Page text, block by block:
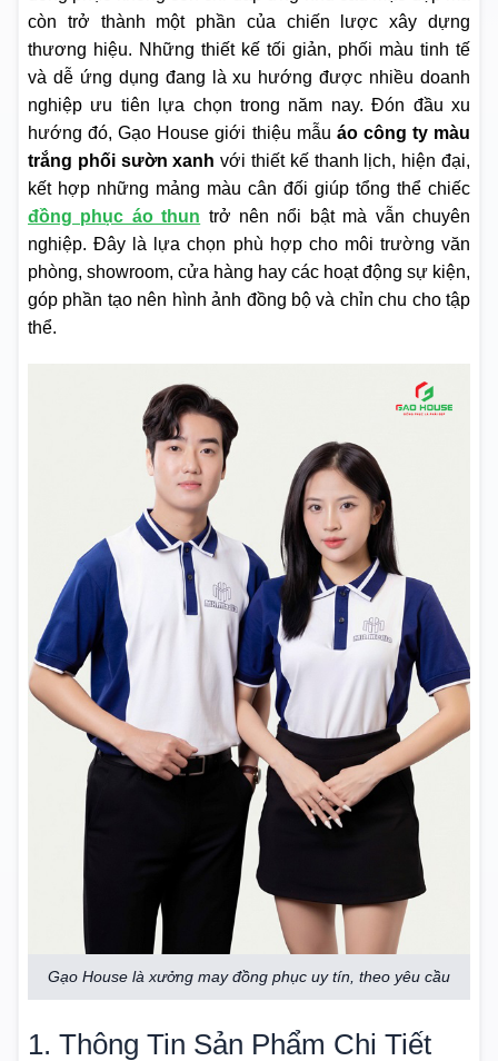
còn trở thành một phần của chiến lược xây dựng
thương hiệu. Những thiết kế tối giản, phối màu tinh tế
và dễ ứng dụng đang là xu hướng được nhiều doanh
nghiệp ưu tiên lựa chọn trong năm nay. Đón đầu xu
hướng đó, Gạo House giới thiệu mẫu áo công ty màu
trắng phối sườn xanh với thiết kế thanh lịch, hiện đại,
kết hợp những mảng màu cân đối giúp tổng thể chiếc
đồng phục áo thun trở nên nổi bật mà vẫn chuyên
nghiệp. Đây là lựa chọn phù hợp cho môi trường văn
phòng, showroom, cửa hàng hay các hoạt động sự kiện,
góp phần tạo nên hình ảnh đồng bộ và chỉn chu cho tập
thể.
Gạo House là xưởng may đồng phục uy tín, theo yêu cầu
1. Thông Tin Sản Phẩm Chi Tiết